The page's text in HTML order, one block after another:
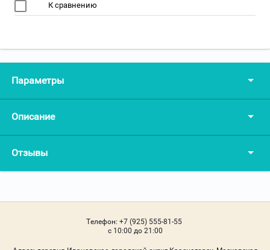
К сравнению
Параметры
Описание
Отзывы
Телефон: +7 (925) 555-81-55
c 10:00 до 21:00